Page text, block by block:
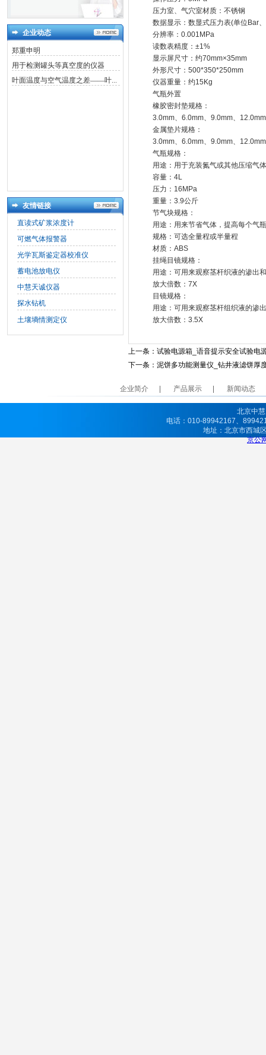
企业动态
郑重申明
用于检测罐头等真空度的仪器
叶面温度与空气温度之差——叶...
友情链接
直读式矿浆浓度计
可燃气体报警器
光学瓦斯鉴定器校准仪
蓄电池放电仪
中慧天诚仪器
探水钻机
土壤墒情测定仪
压力室、气穴室材质：不锈钢
数据显示：数显式压力表(单位Bar
分辨率：0.001MPa
读数表精度：±1%
显示屏尺寸：约70mm×35mm
外形尺寸：500*350*250mm
仪器重量：约15Kg
气瓶外置
橡胶密封垫规格：
3.0mm、6.0mm、9.0mm、12.0mm
金属垫片规格：
3.0mm、6.0mm、9.0mm、12.0mm
气瓶规格：
用途：用于充装氮气或其他压缩气
容量：4L
压力：16MPa
重量：3.9公斤
节气块规格：
用途：用来节省气体，提高每个气
规格：可选全量程或半量程
材质：ABS
挂绳目镜规格：
用途：可用来观察茎杆织液的渗出
放大倍数：7X
目镜规格：
用途：可用来观察茎杆组织液的渗
放大倍数：3.5X
上一条： 试验电源箱_语音提示安全试验电
下一条： 泥饼多功能测量仪_钻井液滤饼厚
企业简介 产品展示 新闻动态
北京中
电话：010-89942167、
地址：北京市西
京公